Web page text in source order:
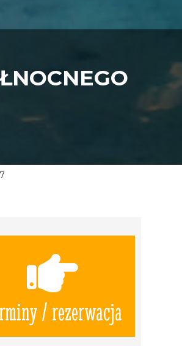
/ rezerwacja